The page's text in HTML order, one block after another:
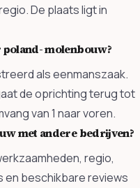
De plaats ligt in
molenbouw?
als eenmanszaak.
de oprichting terug tot
van 1 naar voren.
met andere bedrijven?
regio,
beschikbare reviews